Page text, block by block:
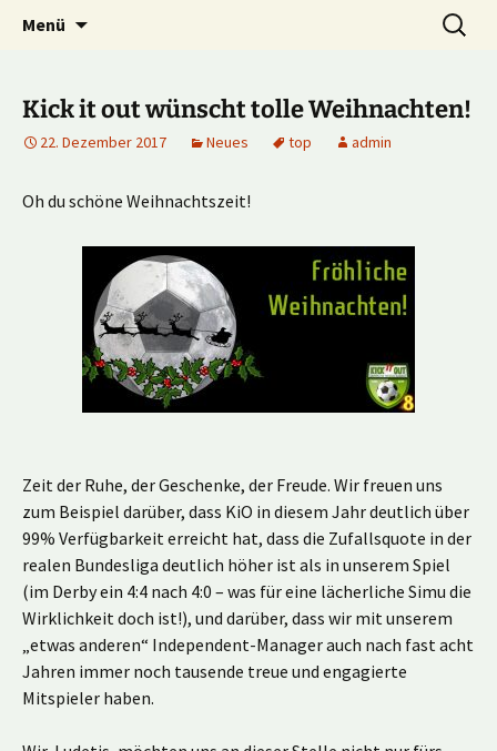
Kick it out!
Multiplayer Football Manager
Menü
Suche
nach:
Kick it out wünscht tolle Weihnachten!
22. Dezember 2017 Neues top admin
Oh du schöne Weihnachtszeit!
Zeit der Ruhe, der Geschenke, der Freude. Wir freuen uns
zum Beispiel darüber, dass KiO in diesem Jahr deutlich über
99% Verfügbarkeit erreicht hat, dass die Zufallsquote in der
realen Bundesliga deutlich höher ist als in unserem Spiel
(im Derby ein 4:4 nach 4:0 – was für eine lächerliche Simu die
Wirklichkeit doch ist!), und darüber, dass wir mit unserem
„etwas anderen“ Independent-Manager auch nach fast acht
Jahren immer noch tausende treue und engagierte
Mitspieler haben.